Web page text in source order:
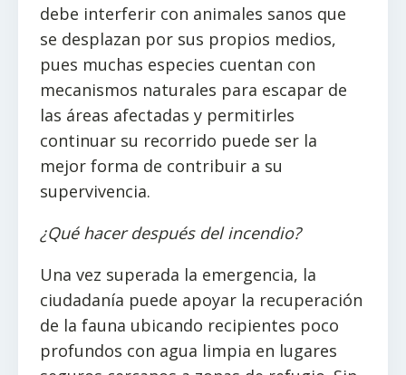
debe interferir con animales sanos que
se desplazan por sus propios medios,
pues muchas especies cuentan con
mecanismos naturales para escapar de
las áreas afectadas y permitirles
continuar su recorrido puede ser la
mejor forma de contribuir a su
supervivencia.
¿Qué hacer después del incendio?
Una vez superada la emergencia, la
ciudadanía puede apoyar la recuperación
de la fauna ubicando recipientes poco
profundos con agua limpia en lugares